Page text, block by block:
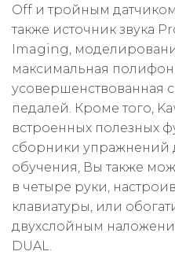
Off и тройным
также источник звука
Imaging,
максимальная
усовершенствованная
педалей. Кроме того,
встроенных полезных
сборники упражнений
обучения, Вы также
в четыре руки,
клавиатуры, или
двухслойным
DUAL.